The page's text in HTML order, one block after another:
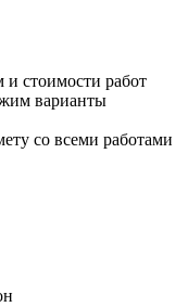
стоимости работ
варианты
со всеми работами